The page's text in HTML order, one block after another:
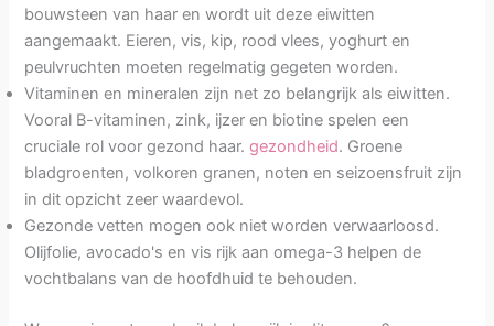
bouwsteen van haar en wordt uit deze eiwitten
aangemaakt. Eieren, vis, kip, rood vlees, yoghurt en
peulvruchten moeten regelmatig gegeten worden.
Vitaminen en mineralen zijn net zo belangrijk als eiwitten.
Vooral B-vitaminen, zink, ijzer en biotine spelen een
cruciale rol voor gezond haar.gezondheid. Groene
bladgroenten, volkoren granen, noten en seizoensfruit zijn
in dit opzicht zeer waardevol.
Gezonde vetten mogen ook niet worden verwaarloosd.
Olijfolie, avocado's en vis rijk aan omega-3 helpen de
vochtbalans van de hoofdhuid te behouden.